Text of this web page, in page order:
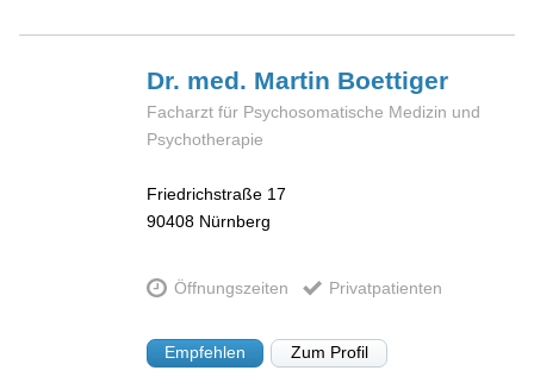
Dr. med. Martin Boettiger
Facharzt für Psychosomatische Medizin und
Psychotherapie
Friedrichstraße 17
90408 Nürnberg
Öffnungszeiten Privatpatienten
Empfehlen Zum Profil